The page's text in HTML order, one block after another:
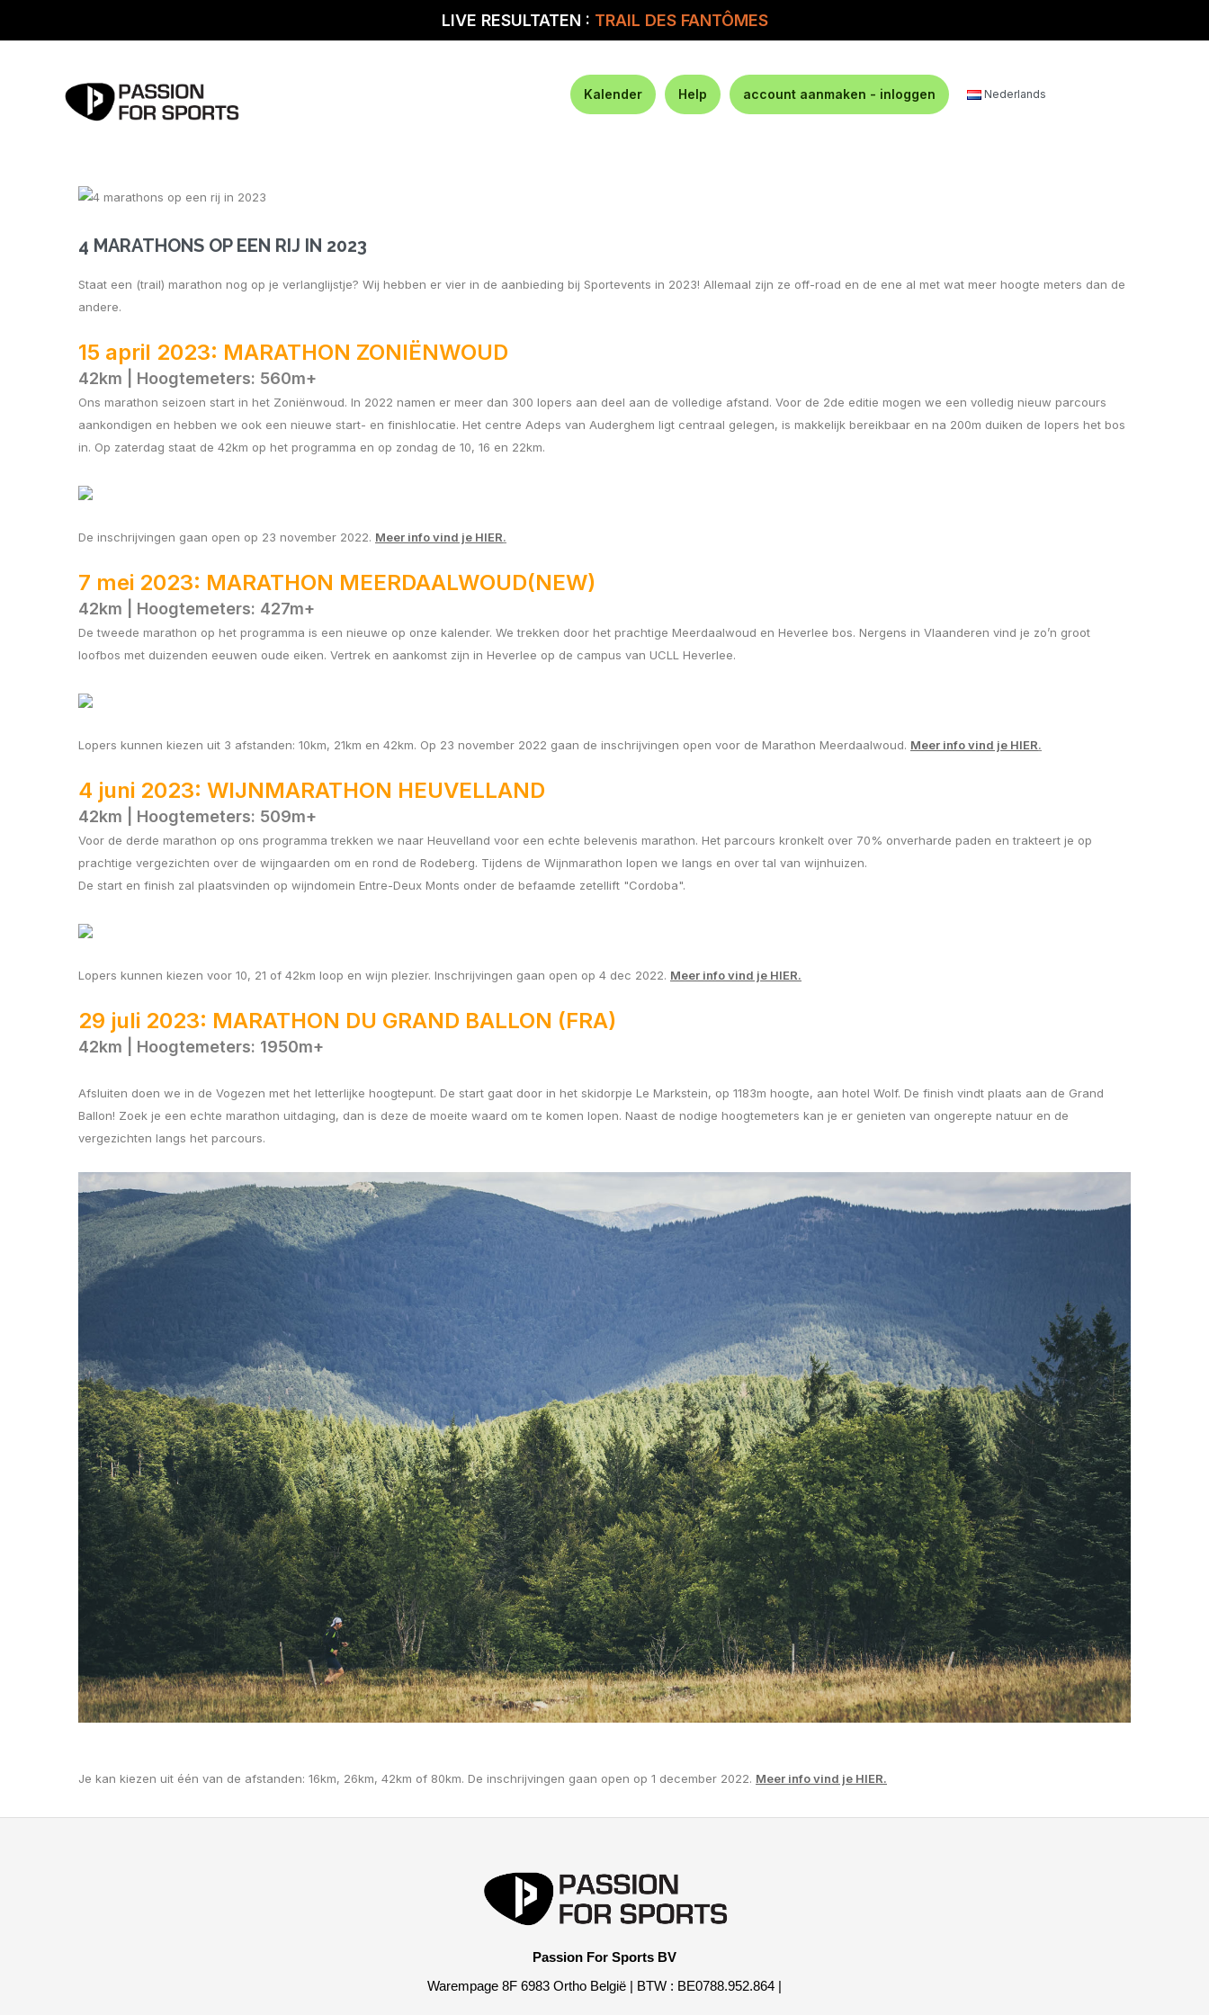
LIVE RESULTATEN : TRAIL DES FANTÔMES
Kalender Help account aanmaken - inloggen Nederlands
4 MARATHONS OP EEN RIJ IN 2023
Staat een (trail) marathon nog op je verlanglijstje? Wij hebben er vier in de aanbieding bij Sportevents in 2023! Allemaal zijn ze off-road en de ene al met wat meer hoogte meters dan de
andere.
15 april 2023: MARATHON ZONIËNWOUD
42km | Hoogtemeters: 560m+
Ons marathon seizoen start in het Zoniënwoud. In 2022 namen er meer dan 300 lopers aan deel aan de volledige afstand. Voor de 2de editie mogen we een volledig nieuw parcours
aankondigen en hebben we ook een nieuwe start- en finishlocatie. Het centre Adeps van Auderghem ligt centraal gelegen, is makkelijk bereikbaar en na 200m duiken de lopers het bos
in. Op zaterdag staat de 42km op het programma en op zondag de 10, 16 en 22km.
De inschrijvingen gaan open op 23 november 2022. Meer info vind je HIER.
7 mei 2023: MARATHON MEERDAALWOUD(NEW)
42km | Hoogtemeters: 427m+
De tweede marathon op het programma is een nieuwe op onze kalender. We trekken door het prachtige Meerdaalwoud en Heverlee bos. Nergens in Vlaanderen vind je zo’n groot
loofbos met duizenden eeuwen oude eiken. Vertrek en aankomst zijn in Heverlee op de campus van UCLL Heverlee.
Lopers kunnen kiezen uit 3 afstanden: 10km, 21km en 42km. Op 23 november 2022 gaan de inschrijvingen open voor de Marathon Meerdaalwoud. Meer info vind je HIER.
4 juni 2023: WIJNMARATHON HEUVELLAND
42km | Hoogtemeters: 509m+
Voor de derde marathon op ons programma trekken we naar Heuvelland voor een echte belevenis marathon. Het parcours kronkelt over 70% onverharde paden en trakteert je op
prachtige vergezichten over de wijngaarden om en rond de Rodeberg. Tijdens de Wijnmarathon lopen we langs en over tal van wijnhuizen.
De start en finish zal plaatsvinden op wijndomein Entre-Deux Monts onder de befaamde zetellift "Cordoba".
Lopers kunnen kiezen voor 10, 21 of 42km loop en wijn plezier. Inschrijvingen gaan open op 4 dec 2022. Meer info vind je HIER.
29 juli 2023: MARATHON DU GRAND BALLON (FRA)
42km | Hoogtemeters: 1950m+
Afsluiten doen we in de Vogezen met het letterlijke hoogtepunt. De start gaat door in het skidorpje Le Markstein, op 1183m hoogte, aan hotel Wolf. De finish vindt plaats aan de Grand
Ballon! Zoek je een echte marathon uitdaging, dan is deze de moeite waard om te komen lopen. Naast de nodige hoogtemeters kan je er genieten van ongerepte natuur en de
vergezichten langs het parcours.
Je kan kiezen uit één van de afstanden: 16km, 26km, 42km of 80km. De inschrijvingen gaan open op 1 december 2022. Meer info vind je HIER.
Passion For Sports BV
Warempage 8F 6983 Ortho België | BTW : BE0788.952.864 |